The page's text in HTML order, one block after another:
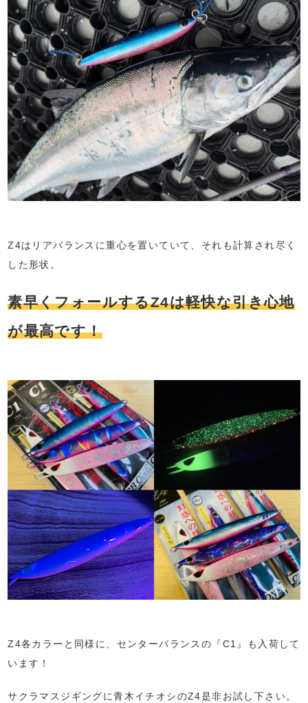
Z4はリアバランスに重心を置いていて、それも計算され尽く
した形状。
素早くフォールするZ4は軽快な引き心地
が最高です！
Z4各カラーと同様に、センターバランスの『C1』も入荷して
います！
サクラマスジギングに青木イチオシのZ4是非お試し下さい。